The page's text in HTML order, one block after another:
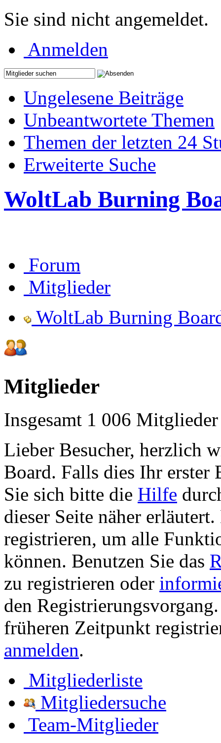
Sie sind nicht angemeldet.
Anmelden
Ungelesene Beiträge
Unbeantwortete Themen
Themen der letzten 24
Erweiterte Suche
WoltLab Burning
Forum
Mitglieder
WoltLab Burning
Mitglieder
Insgesamt 1 006 Mitglieder
Lieber Besucher, herzlich
Board. Falls dies Ihr erster
Sie sich bitte die Hilfe
dieser Seite näher
registrieren, um alle
können. Benutzen Sie das
zu registrieren oder
den
früheren Zeitpunkt
anmelden.
Mitgliederliste
Mitgliedersuche
Team-Mitglieder